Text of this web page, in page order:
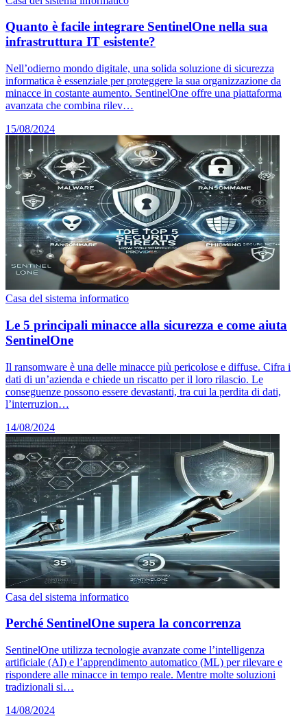
Quanto è facile integrare SentinelOne nella sua
infrastruttura IT esistente?
Nell’odierno mondo digitale, una solida soluzione di sicurezza
informatica è essenziale per proteggere la sua organizzazione da
minacce in costante aumento. SentinelOne offre una piattaforma
avanzata che combina rilev…
15/08/2024
Casa del sistema informatico
Le 5 principali minacce alla sicurezza e come aiuta
SentinelOne
Il ransomware è una delle minacce più pericolose e diffuse. Cifra i
dati di un’azienda e chiede un riscatto per il loro rilascio. Le
conseguenze possono essere devastanti, tra cui la perdita di dati,
l’interruzion…
14/08/2024
Casa del sistema informatico
Perché SentinelOne supera la concorrenza
SentinelOne utilizza tecnologie avanzate come l’intelligenza
artificiale (AI) e l’apprendimento automatico (ML) per rilevare e
rispondere alle minacce in tempo reale. Mentre molte soluzioni
tradizionali si…
14/08/2024